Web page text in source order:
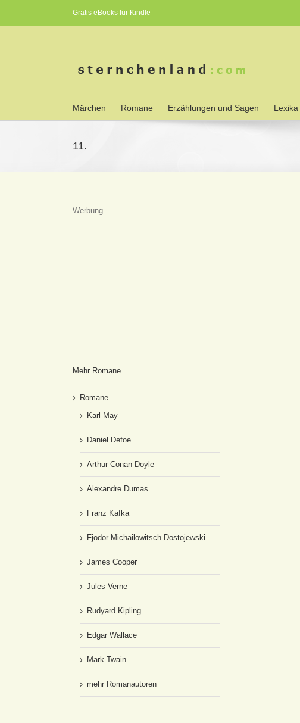
Gratis eBooks für Kindle
Märchen Romane Erzählungen und Sagen Lexika
11.
Werbung
Mehr Romane
Romane
Karl May
Daniel Defoe
Arthur Conan Doyle
Alexandre Dumas
Franz Kafka
Fjodor Michailowitsch Dostojewski
James Cooper
Jules Verne
Rudyard Kipling
Edgar Wallace
Mark Twain
mehr Romanautoren